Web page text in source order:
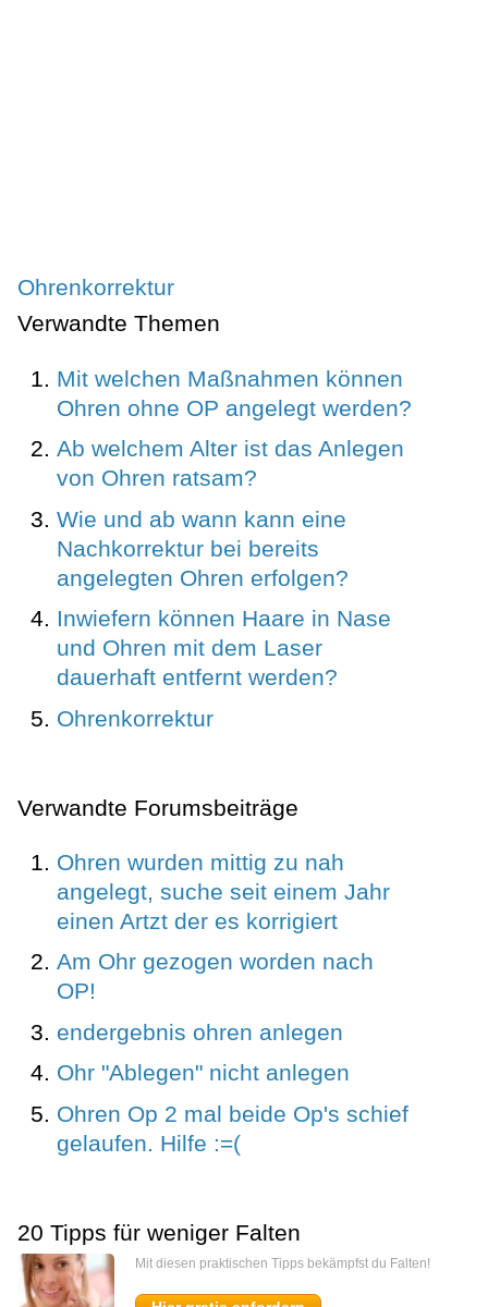
Ohrenkorrektur
Verwandte Themen
Mit welchen Maßnahmen können
Ohren ohne OP angelegt werden?
Ab welchem Alter ist das Anlegen
von Ohren ratsam?
Wie und ab wann kann eine
Nachkorrektur bei bereits
angelegten Ohren erfolgen?
Inwiefern können Haare in Nase
und Ohren mit dem Laser
dauerhaft entfernt werden?
Ohrenkorrektur
Verwandte Forumsbeiträge
Ohren wurden mittig zu nah
angelegt, suche seit einem Jahr
einen Artzt der es korrigiert
Am Ohr gezogen worden nach
OP!
endergebnis ohren anlegen
Ohr "Ablegen" nicht anlegen
Ohren Op 2 mal beide Op's schief
gelaufen. Hilfe :=(
20 Tipps für weniger Falten
Mit diesen praktischen Tipps bekämpfst du Falten!